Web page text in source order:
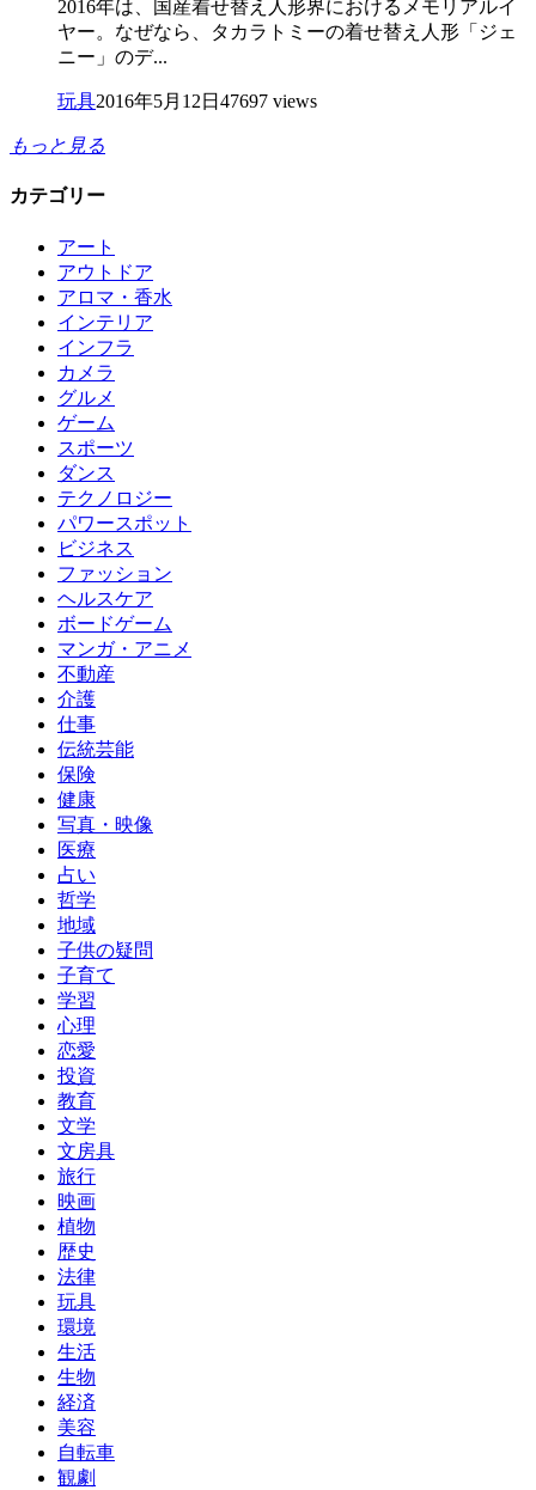
2016年は、国産着せ替え人形界におけるメモリアルイ
ヤー。なぜなら、タカラトミーの着せ替え人形「ジェ
ニー」のデ...
玩具2016年5月12日 47697 views
もっと見る
カテゴリー
アート
アウトドア
アロマ・香水
インテリア
インフラ
カメラ
グルメ
ゲーム
スポーツ
ダンス
テクノロジー
パワースポット
ビジネス
ファッション
ヘルスケア
ボードゲーム
マンガ・アニメ
不動産
介護
仕事
伝統芸能
保険
健康
写真・映像
医療
占い
哲学
地域
子供の疑問
子育て
学習
心理
恋愛
投資
教育
文学
文房具
旅行
映画
植物
歴史
法律
玩具
環境
生活
生物
経済
美容
自転車
観劇